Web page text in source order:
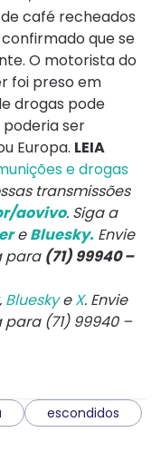
café recheados
que se
O motorista do
foi preso em
drogas pode
poderia ser
Europa. LEIA
e drogas
transmissões
aovivo. Siga a
eBluesky. Envie
para (71) 99940 –
, BlueskyeX. Envie
(71) 99940 –
escondidos